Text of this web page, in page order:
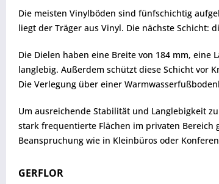
Die meisten Vinylböden sind fünfschichtig
liegt der Träger aus Vinyl. Die nächste Schicht:
Die Dielen haben eine Breite von 184 mm,
langlebig. Außerdem schützt diese Schicht vor
Die Verlegung über einer
Um ausreichende Stabilität und Langlebigkeit
stark frequentierte Flächen im privaten Bereich
Beanspruchung wie in Kleinbüros oder
GERFLOR